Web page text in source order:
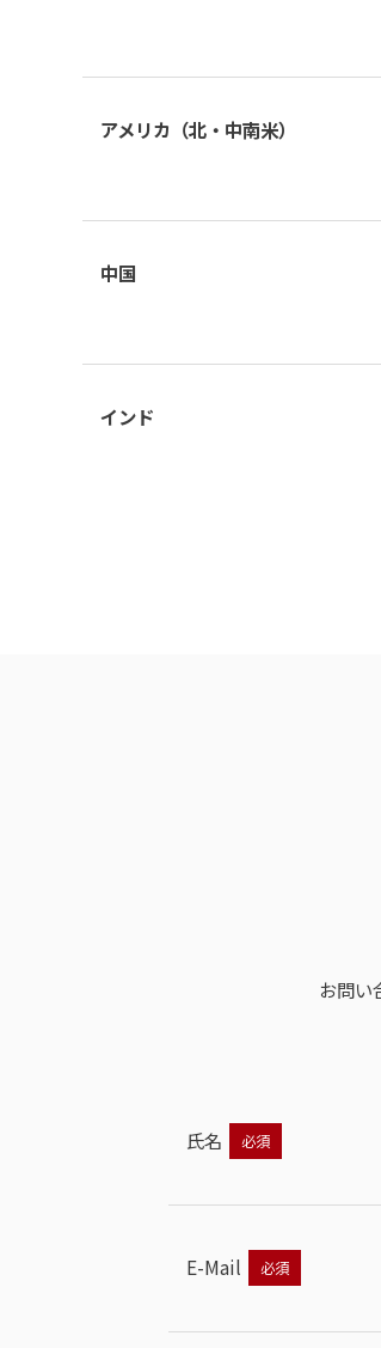
アメリカ（北・中南米）
中国
インド
お問い
氏名
E-Mail